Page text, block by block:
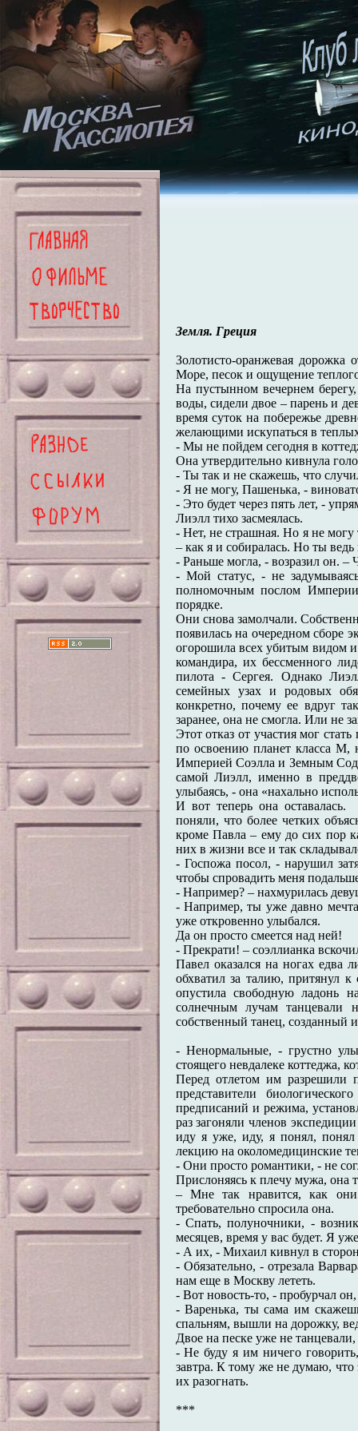
Земля. Греция
Золотисто-оранжевая
Море, песок и ощущение
На пустынном вечернем
воды, сидели двое – парень и
время суток на побережье
желающими искупаться в
- Мы не пойдем сегодня в
Она утвердительно кивнула
- Ты так и не скажешь, что
- Я не могу, Пашенька, -
- Это будет через пять лет, -
Лиэлл тихо засмеялась.
- Нет, не страшная. Но я не могу
– как я и собиралась. Но ты
- Раньше могла, - возразил он. –
- Мой статус, - не
полномочным послом
порядке.
Они снова замолчали.
появилась на очередном сборе
огорошила всех убитым видом и
командира, их бессменного
пилота - Сергея. Однако
семейных узах и родовых
конкретно, почему ее вдруг
заранее, она не смогла. Или не
Этот отказ от участия мог
по освоению планет класса М,
Империей Соэлла и Земным
самой Лиэлл, именно в
улыбаясь, - она «нахально
И вот теперь она
поняли, что более четких
кроме Павла – ему до сих пор
них в жизни все и так
- Госпожа посол, - нарушил
чтобы спровадить меня
- Например? – нахмурилась
- Например, ты уже давно
уже откровенно улыбался.
Да он просто смеется над ней!
- Прекрати! – соэллианка
Павел оказался на ногах едва
обхватил за талию, притянул к
опустила свободную ладонь
солнечным лучам
собственный танец, созданный
- Ненормальные, - грустно
стоящего невдалеке коттеджа,
Перед отлетом им разрешили
представители
предписаний и режима,
раз загоняли членов
иду я уже, иду, я понял,
лекцию на околомедицинские
- Они просто романтики, - не
Прислоняясь к плечу мужа, она
– Мне так нравится, как
требовательно спросила она.
- Спать, полуночники, -
месяцев, время у вас будет. Я
- А их, - Михаил кивнул в
- Обязательно, - отрезала
нам еще в Москву лететь.
- Вот новость-то, - пробурчал
- Варенька, ты сама им
спальням, вышли на дорожку,
Двое на песке уже не
- Не буду я им ничего
завтра. К тому же не думаю, что
их разогнать.
***